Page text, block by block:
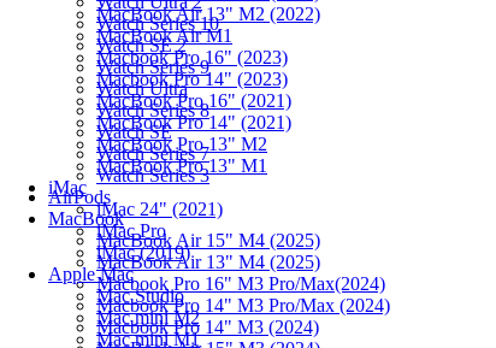
MacBook Air 13" M2 (2022)
MacBook Air M1
Macbook Pro 16" (2023)
Macbook Pro 14" (2023)
MacBook Pro 16" (2021)
MacBook Pro 14" (2021)
MacBook Pro 13" M2
MacBook Pro 13" M1
iMac
iMac 24" (2021)
iMac Pro
iMac (2019)
Apple Mac
Mac Studio
Mac mini M2
Mac mini M1
Watch Series 10
Watch SE 2
Watch Series 9
Watch Ultra
Watch Series 8
Watch SE
Watch Series 7
Watch Series 3
AirPods
MacBook
MacBook Air 15" M4 (2025)
MacBook Air 13" M4 (2025)
Macbook Pro 16" M3 Pro/Max(2024)
Macbook Pro 14" M3 Pro/Max (2024)
Macbook Pro 14" M3 (2024)